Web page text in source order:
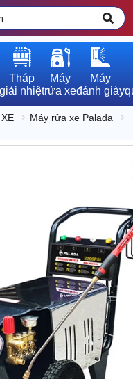
Tháp
giải nhiệt
Máy
rửa xe
Máy
đánh giày
Máy rửa xe Palada